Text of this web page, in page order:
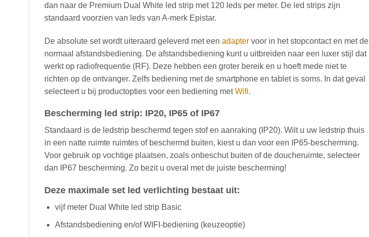
dan naar de Premium Dual White led strip met 120 leds per meter. De led strips zijn
standaard voorzien van leds van A-merk Epistar.
De absolute set wordt uiteraard geleverd met een adapter voor in het stopcontact en met de
normaal afstandsbediening. De afstandsbediening kunt u uitbreiden naar een luxer stijl dat
werkt op radiofrequentie (RF). Deze hebben een groter bereik en u hoeft mede niet te
richten op de ontvanger. Zelfs bediening met de smartphone en tablet is soms. In dat geval
selecteert u bij productopties voor een bediening metWifi.
Bescherming led strip: IP20, IP65 of IP67
Standaard is de ledstrip beschermd tegen stof en aanraking (IP20). Wilt u uw ledstrip thuis
in een natte ruimte ruimtes of beschermd buiten, kiest u dan voor een IP65-bescherming.
Voor gebruik op vochtige plaatsen, zoals onbeschut buiten of de doucheruimte, selecteer
dan IP67 bescherming. Zo bezit u overal met de juiste bescherming!
Deze maximale set led verlichting bestaat uit:
vijf meter Dual White led strip Basic
Afstandsbediening en/of WIFI-bediening (keuzeoptie)